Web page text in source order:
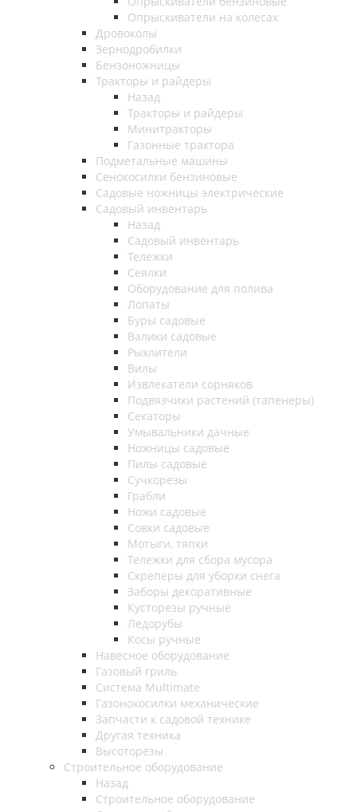
Опрыскиватели на колесах
Дровоколы
Зернодробилки
Бензоножницы
Тракторы и райдеры
Назад
Тракторы и райдеры
Минитракторы
Газонные трактора
Подметальные машины
Сенокосилки бензиновые
Садовые ножницы электрические
Садовый инвентарь
Назад
Садовый инвентарь
Тележки
Сеялки
Оборудование для полива
Лопаты
Буры садовые
Валики садовые
Рыхлители
Вилы
Извлекатели сорняков
Подвязчики растений (тапенеры)
Секаторы
Умывальники дачные
Ножницы садовые
Пилы садовые
Сучкорезы
Грабли
Ножи садовые
Совки садовые
Мотыги, тяпки
Тележки для сбора мусора
Скреперы для уборки снега
Заборы декоративные
Кусторезы ручные
Ледорубы
Косы ручные
Навесное оборудование
Газовый гриль
Система Multimate
Газонокосилки механические
Запчасти к садовой технике
Другая техника
Высоторезы
Строительное оборудование
Назад
Строительное оборудование